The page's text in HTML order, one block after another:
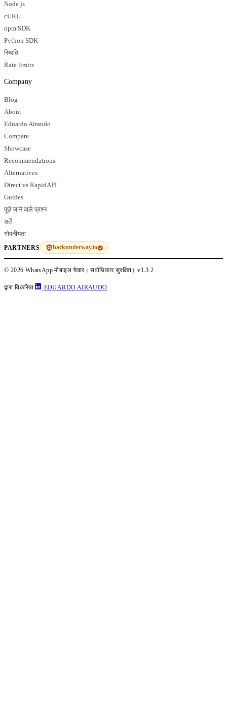
Node.js
cURL
npm SDK
Python SDK
स्थिति
Rate limits
Company
Blog
About
Eduardo Airaudo
Compare
Showcase
Recommendations
Alternatives
Direct vs RapidAPI
Guides
पूछे जाने वाले प्रश्न
शर्तें
गोपनीयता
PARTNERS hackunderway.io
© 2026 WhatsApp मोबाइल चेकर। सर्वाधिकार सुरक्षित।v1.3.2
द्वारा विकसित EDUARDO AIRAUDO